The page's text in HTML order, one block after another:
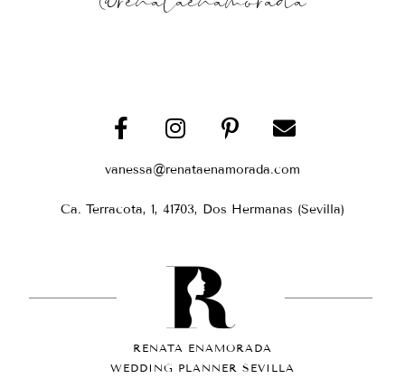
vanessa@renataenamorada.com
Ca. Terracota, 1, 41703, Dos Hermanas (Sevilla)
RENATA ENAMORADA
WEDDING PLANNER SEVILLA